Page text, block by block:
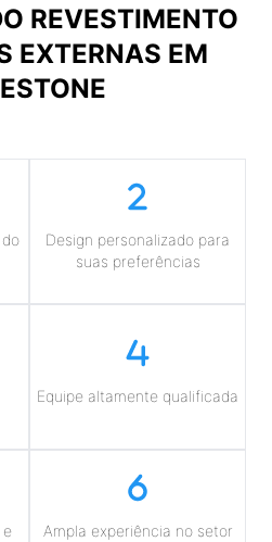
REVESTIMENTO
EXTERNAS EM
Design personalizado para
suas preferências
Equipe altamente qualificada
Ampla experiência no setor